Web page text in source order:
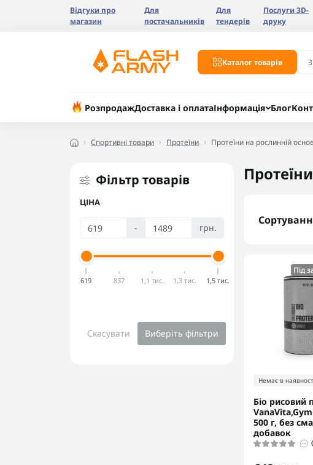
Відгуки про
магазин
Для
постачальників
Для
тендерів
Послуги 3D-
друку
Каталог товарів
РозпродажДоставка і оплатаІнформація Блог
Спортивні товари Протеїни Протеїни на рослинній
Фільтр товарів
ЦІНА
- грн.
619 837 1,1 тис. 1,3 тис. 1,5 тис.
Скасувати Виберіть фільтри
Під
Немає в
Біо рисовий
500 г, без
добавок